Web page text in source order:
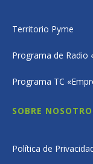
Territorio Pyme
Programa de Radio
Programa TC
SOBRE
Política de